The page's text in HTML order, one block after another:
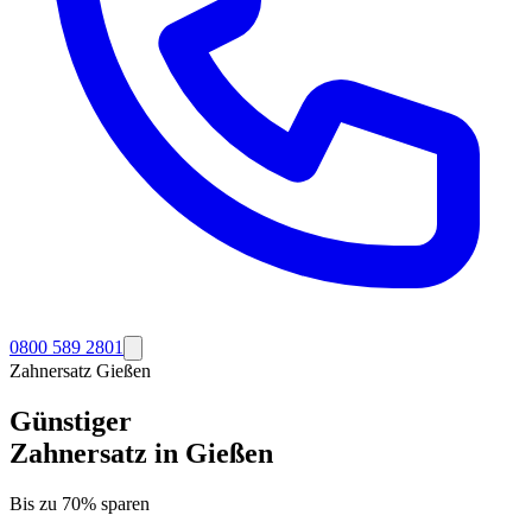
0800 589 2801
Zahnersatz Gießen
Günstiger
Zahnersatz in Gießen
Bis zu 70% sparen